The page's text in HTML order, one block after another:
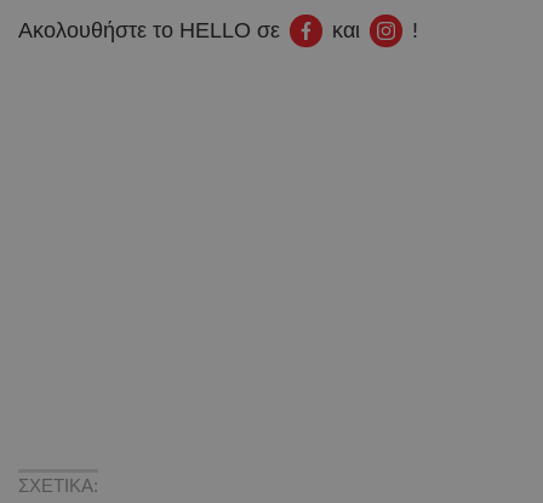
Ακολουθήστε το HELLO σε και !
ΣΧΕΤΙΚΑ: